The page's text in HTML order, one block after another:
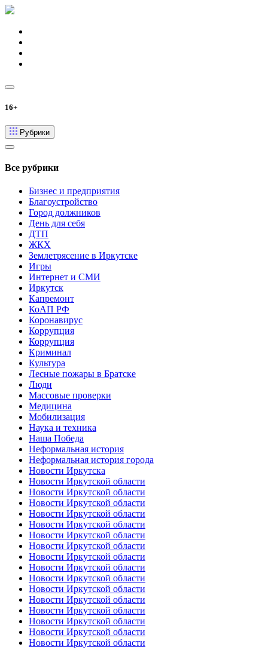
16+
Рубрики
Все рубрики
Бизнес и предприятия
Благоустройство
Город должников
День для себя
ДТП
ЖКХ
Землетрясение в Иркутске
Игры
Интернет и СМИ
Иркутск
Капремонт
КоАП РФ
Коронавирус
Коррупция
Коррупция
Криминал
Культура
Лесные пожары в Братске
Люди
Массовые проверки
Медицина
Мобилизация
Наука и техника
Наша Победа
Неформальная история
Неформальная история города
Новости Иркутска
Новости Иркутской области
Новости Иркутской области
Новости Иркутской области
Новости Иркутской области
Новости Иркутской области
Новости Иркутской области
Новости Иркутской области
Новости Иркутской области
Новости Иркутской области
Новости Иркутской области
Новости Иркутской области
Новости Иркутской области
Новости Иркутской области
Новости Иркутской области
Новости Иркутской области
Новости Иркутской области